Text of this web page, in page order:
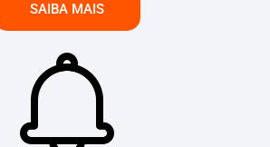
SAIBA MAIS